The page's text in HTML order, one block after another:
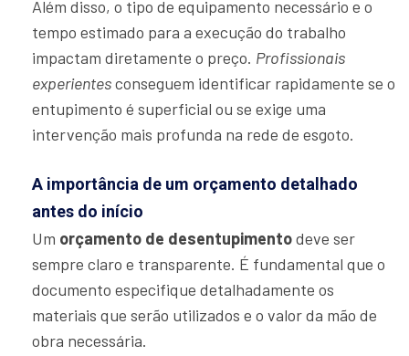
Além disso, o tipo de equipamento necessário e o
tempo estimado para a execução do trabalho
impactam diretamente o preço. Profissionais
experientesconseguem identificar rapidamente se o
entupimento é superficial ou se exige uma
intervenção mais profunda na rede de esgoto.
A importância de um orçamento detalhado
antes do início
Um orçamento de desentupimentodeve ser
sempre claro e transparente. É fundamental que o
documento especifique detalhadamente os
materiais que serão utilizados e o valor da mão de
obra necessária.